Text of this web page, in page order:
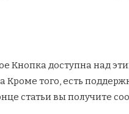
Кнопка доступна над
Кроме того, есть
статьи вы получите